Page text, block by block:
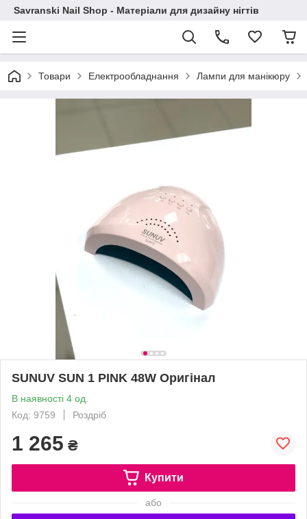
Savranski Nail Shop - Матеріали для дизайну нігтів
Товари Електрообладнання Лампи для манікюру
SUNUV SUN 1 PINK 48W Оригінал
В наявності 4 од.
Код: 9759
Роздріб
1 265 ₴
Купити
або